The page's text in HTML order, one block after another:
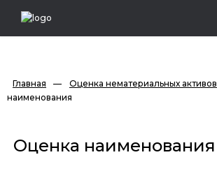
Главная — Оценка нематериальных активов
наименования
Оценка наименования